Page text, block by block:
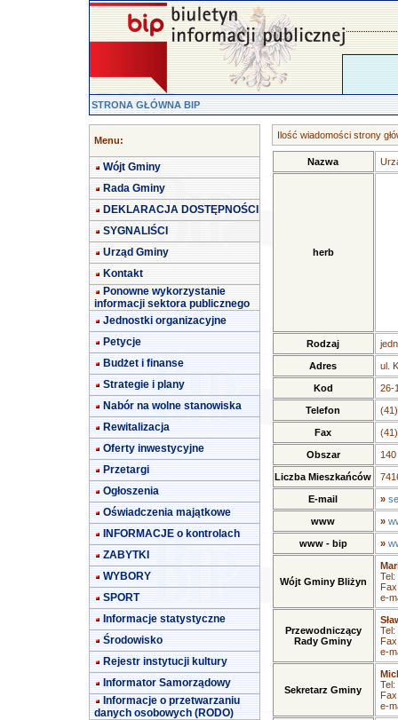
STRONA GŁÓWNA BIP
Menu:
Wójt Gminy
Rada Gminy
DEKLARACJA DOSTĘPNOŚCI
SYGNALIŚCI
Urząd Gminy
Kontakt
Ponowne wykorzystanie
informacji sektora publicznego
Jednostki organizacyjne
Petycje
Budżet i finanse
Strategie i plany
Nabór na wolne stanowiska
Rewitalizacja
Oferty inwestycyjne
Przetargi
Ogłoszenia
Oświadczenia majątkowe
INFORMACJE o kontrolach
ZABYTKI
WYBORY
SPORT
Informacje statystyczne
Środowisko
Rejestr instytucji kultury
Informator Samorządowy
Informacje o przetwarzaniu
danych osobowych (RODO)
Ilość wiadomości strony
Nazwa
herb
Rodzaj
Adres ul.
Kod 26-
Telefon
Fax
Obszar
Liczba Mieszkańców
E-mail »
www »
www - bip »
Wójt Gminy Bliżyn
Tel:
e-
Przewodniczący
Rady Gminy
Tel:
e-
Sekretarz Gminy
Tel:
e-